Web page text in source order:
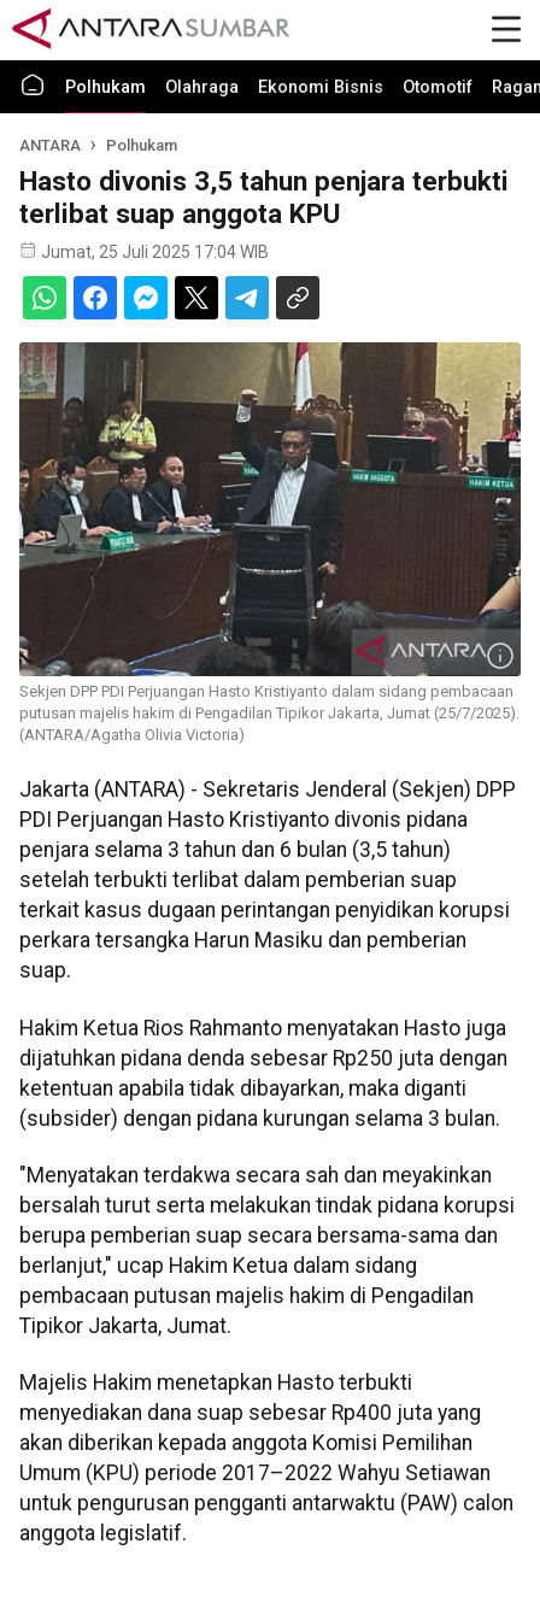
Polhukam Olahraga Ekonomi Bisnis Otomotif
ANTARA Polhukam
Hasto divonis 3,5 tahun penjara terbukti
terlibat suap anggota KPU
Jumat, 25 Juli 2025 17:04 WIB
Sekjen DPP PDI Perjuangan Hasto Kristiyanto dalam sidang pembacaan
putusan majelis hakim di Pengadilan Tipikor Jakarta, Jumat (25/7/2025).
(ANTARA/Agatha Olivia Victoria)
Jakarta (ANTARA) - Sekretaris Jenderal (Sekjen) DPP
PDI Perjuangan Hasto Kristiyanto divonis pidana
penjara selama 3 tahun dan 6 bulan (3,5 tahun)
setelah terbukti terlibat dalam pemberian suap
terkait kasus dugaan perintangan penyidikan korupsi
perkara tersangka Harun Masiku dan pemberian
suap.
Hakim Ketua Rios Rahmanto menyatakan Hasto juga
dijatuhkan pidana denda sebesar Rp250 juta dengan
ketentuan apabila tidak dibayarkan, maka diganti
(subsider) dengan pidana kurungan selama 3 bulan.
"Menyatakan terdakwa secara sah dan meyakinkan
bersalah turut serta melakukan tindak pidana korupsi
berupa pemberian suap secara bersama-sama dan
berlanjut," ucap Hakim Ketua dalam sidang
pembacaan putusan majelis hakim di Pengadilan
Tipikor Jakarta, Jumat.
Majelis Hakim menetapkan Hasto terbukti
menyediakan dana suap sebesar Rp400 juta yang
akan diberikan kepada anggota Komisi Pemilihan
Umum (KPU) periode 2017–2022 Wahyu Setiawan
untuk pengurusan pengganti antarwaktu (PAW) calon
anggota legislatif.